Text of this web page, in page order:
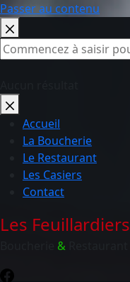
Passer au contenu
Accueil
La Boucherie
Le Restaurant
Les Casiers
Contact
Les Feuillardiers
&